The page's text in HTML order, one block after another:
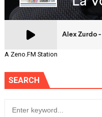
A Zeno.FM Station
SEARCH